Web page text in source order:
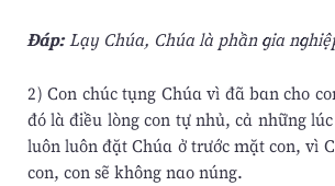
Ðáp:Lạy Chúa, Chúa là phần gia
2) Con chúc tụng Chúa vì đã ban cho
đó là điều lòng con tự nhủ, cả những
luôn luôn đặt Chúa ở trước mặt con, vì
con, con sẽ không nao núng.